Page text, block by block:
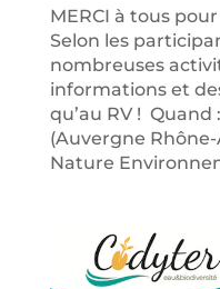
MERCI à tous
Selon les
nombreuses
informations et
qu’au RV !
(Auvergne Rhône-
Nature